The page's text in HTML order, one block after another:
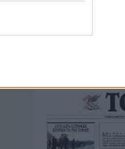
ΤΟ